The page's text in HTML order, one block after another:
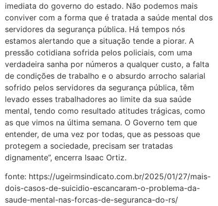
imediata do governo do estado. Não podemos mais
conviver com a forma que é tratada a saúde mental dos
servidores da segurança pública. Há tempos nós
estamos alertando que a situação tende a piorar. A
pressão cotidiana sofrida pelos policiais, com uma
verdadeira sanha por números a qualquer custo, a falta
de condições de trabalho e o absurdo arrocho salarial
sofrido pelos servidores da segurança pública, têm
levado esses trabalhadores ao limite da sua saúde
mental, tendo como resultado atitudes trágicas, como
as que vimos na última semana. O Governo tem que
entender, de uma vez por todas, que as pessoas que
protegem a sociedade, precisam ser tratadas
dignamente”, encerra Isaac Ortiz.
fonte: https://ugeirmsindicato.com.br/2025/01/27/mais-
dois-casos-de-suicidio-escancaram-o-problema-da-
saude-mental-nas-forcas-de-seguranca-do-rs/